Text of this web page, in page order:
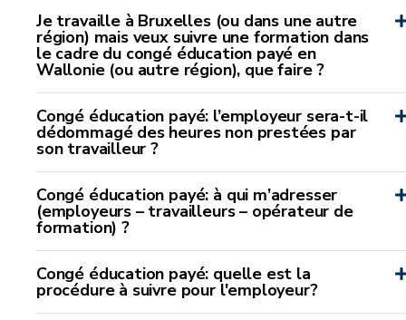
Je travaille à Bruxelles (ou dans une autre
région) mais veux suivre une formation dans
le cadre du congé éducation payé en
Wallonie (ou autre région), que faire ?
Congé éducation payé: l’employeur sera-t-il
dédommagé des heures non prestées par
son travailleur ?
Congé éducation payé: à qui m’adresser
(employeurs – travailleurs – opérateur de
formation) ?
Congé éducation payé: quelle est la
procédure à suivre pour l'employeur?